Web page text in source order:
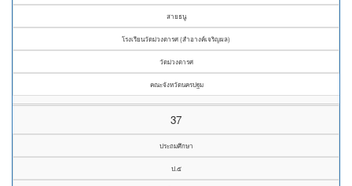
สายธนู
โรงเรียนวัดม่วงตารศ (สำอางค์เจริญผล)
วัดม่วงตารศ
คณะจังหวัดนครปฐม
37
ประถมศึกษา
ป.๕